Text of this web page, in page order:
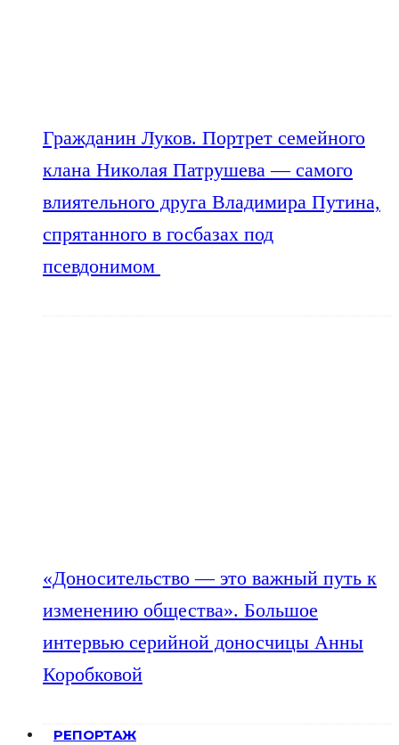
Гражданин Луков. Портрет семейного
клана Николая Патрушева — самого
влиятельного друга Владимира Путина,
спрятанного в госбазах под
псевдонимом
«Доносительство — это важный путь к
изменению общества». Большое
интервью серийной доносчицы Анны
Коробковой
РЕПОРТАЖ